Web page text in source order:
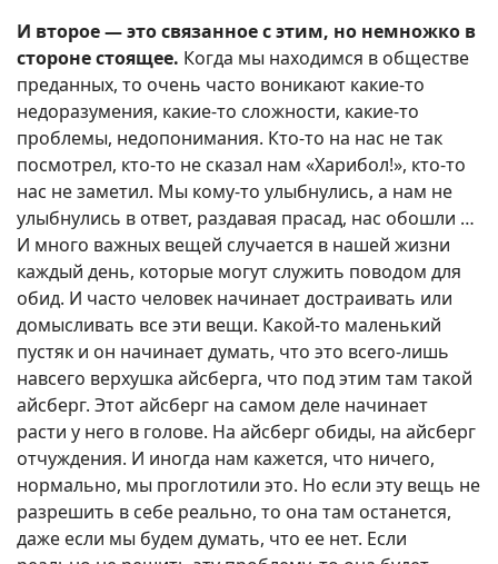
И второе — это связанное с этим, но немножко в
стороне стоящее. Когда мы находимся в обществе
преданных, то очень часто воникают какие-то
недоразумения, какие-то сложности, какие-то
проблемы, недопонимания. Кто-то на нас не так
посмотрел, кто-то не сказал нам «Харибол!», кто-то
нас не заметил. Мы кому-то улыбнулись, а нам не
улыбнулись в ответ, раздавая прасад, нас обошли …
И много важных вещей случается в нашей жизни
каждый день, которые могут служить поводом для
обид. И часто человек начинает достраивать или
домысливать все эти вещи. Какой-то маленький
пустяк и он начинает думать, что это всего-лишь
навсего верхушка айсберга, что под этим там такой
айсберг. Этот айсберг на самом деле начинает
расти у него в голове. На айсберг обиды, на айсберг
отчуждения. И иногда нам кажется, что ничего,
нормально, мы проглотили это. Но если эту вещь не
разрешить в себе реально, то она там останется,
даже если мы будем думать, что ее нет. Если